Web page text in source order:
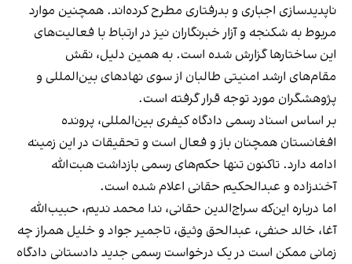
ناپدیدسازی اجباری و بدرفتاری مطرح کرده‌اند. همچنین موارد
مربوط به شکنجه و آزار خبرنگاران نیز در ارتباط با فعالیت‌های
این ساختارها گزارش شده است. به همین دلیل، نقش
مقام‌های ارشد امنیتی طالبان از سوی نهادهای بین‌المللی و
پژوهشگران مورد توجه قرار گرفته است.
بر اساس اسناد رسمی دادگاه کیفری بین‌المللی، پرونده
افغانستان همچنان باز و فعال است و تحقیقات در این زمینه
ادامه دارد. تاکنون تنها حکم‌های رسمی بازداشت هبت‌الله
آخندزاده و عبدالحکیم حقانی اعلام شده است.
اما درباره این‌که سراج‌الدین حقانی، ندا محمد ندیم، حبیب‌الله
آغا، خالد حنفی، عبدالحق وثیق، تاجمیر جواد و خلیل همراز چه
زمانی ممکن است در یک درخواست رسمی جدید دادستانی دادگاه